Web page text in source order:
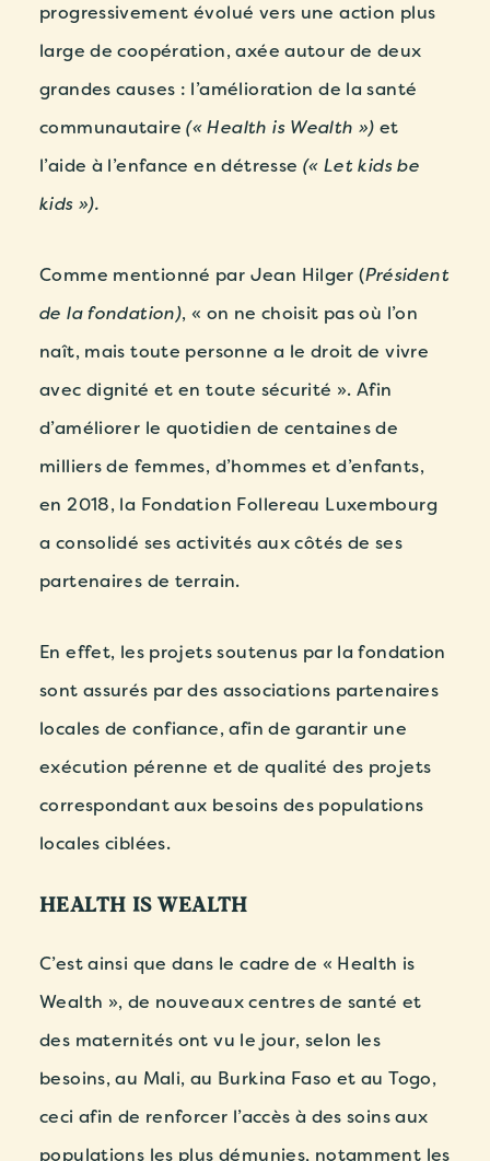
progressivement évolué vers une action plus
large de coopération, axée autour de deux
grandes causes : l’amélioration de la santé
communautaire(« Health is Wealth ») et
l’aide à l’enfance en détresse (« Let kids be
kids »).
Comme mentionné par Jean Hilger (Président
de la fondation), « on ne choisit pas où l’on
naît, mais toute personne a le droit de vivre
avec dignité et en toute sécurité ». Afin
d’améliorer le quotidien de centaines de
milliers de femmes, d’hommes et d’enfants,
en 2018, la Fondation Follereau Luxembourg
a consolidé ses activités aux côtés de ses
partenaires de terrain.
En effet, les projets soutenus par la fondation
sont assurés par des associations partenaires
locales de confiance, afin de garantir une
exécution pérenne et de qualité des projets
correspondant aux besoins des populations
locales ciblées.
HEALTH IS WEALTH
C’est ainsi quedans le cadre de « Health is
Wealth », de nouveaux centres de santé et
des maternités ont vu le jour, selon les
besoins, au Mali, au Burkina Faso et au Togo,
ceci afin de renforcer l’accès à des soins aux
populations les plus démunies, notamment les